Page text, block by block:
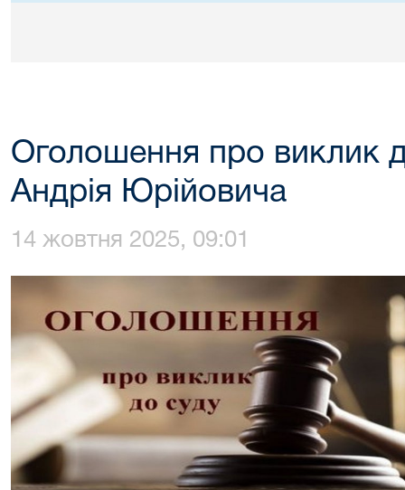
Оголошення про виклик
Андрія Юрійовича
14 жовтня 2025, 09:01